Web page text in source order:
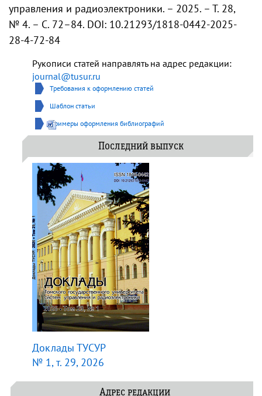
управления и радиоэлектроники. – 2025. – Т. 28,
№ 4. – С. 72–84. DOI: 10.21293/1818-0442-2025-
28-4-72-84
Рукописи статей направлять на адрес редакции:
journal@tusur.ru
Требования к оформлению статей
Шаблон статьи
Примеры оформления библиографий
Последний выпуск
Доклады ТУСУР
№ 1, т. 29, 2026
Адрес редакции